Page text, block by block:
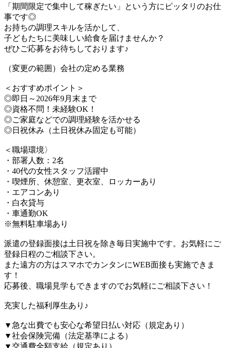
「期間限定で集中して稼ぎたい」という方にピッタリのお仕
事です◎
お持ちの調理スキルを活かして、
子どもたちに美味しい給食を届けませんか？
ぜひご応募をお待ちしております♪
（変更の範囲）会社の定める業務
＜おすすめポイント＞
◎即日～2026年9月末まで
◎資格不問！未経験OK！
◎ご家庭などでの調理経験を活かせる
◎日祝休み（土日祝休み固定も可能）
＜職場環境〉
・部署人数：2名
・40代の女性スタッフ活躍中
・喫煙所、休憩室、更衣室、ロッカーあり
・エアコンあり
・白衣貸与
・車通勤OK
※無料駐車場あり
派遣の登録面接は土日祝を除き毎日実施中です。お気軽にご
登録日程のご相談下さい。
また遠方の方はスマホでカンタンにWEB面接も実施できま
す！
応募後、職場見学もできますのでお気軽にご相談下さい！
充実した福利厚生あり♪
▼急な出費でも安心な希望日払い対応（規定あり）
▼社会保険完備（法定基準による）
▼交通費全額支給（規定あり）